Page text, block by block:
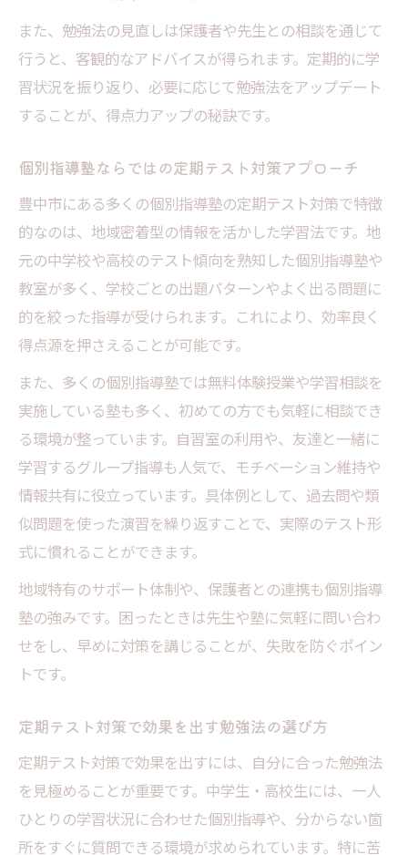
また、勉強法の見直しは保護者や先生との相談を通じて
行うと、客観的なアドバイスが得られます。定期的に学
習状況を振り返り、必要に応じて勉強法をアップデート
することが、得点力アップの秘訣です。
個別指導塾ならではの定期テスト対策アプローチ
豊中市にある多くの個別指導塾の定期テスト対策で特徴
的なのは、地域密着型の情報を活かした学習法です。地
元の中学校や高校のテスト傾向を熟知した個別指導塾や
教室が多く、学校ごとの出題パターンやよく出る問題に
的を絞った指導が受けられます。これにより、効率良く
得点源を押さえることが可能です。
また、多くの個別指導塾では無料体験授業や学習相談を
実施している塾も多く、初めての方でも気軽に相談でき
る環境が整っています。自習室の利用や、友達と一緒に
学習するグループ指導も人気で、モチベーション維持や
情報共有に役立っています。具体例として、過去問や類
似問題を使った演習を繰り返すことで、実際のテスト形
式に慣れることができます。
地域特有のサポート体制や、保護者との連携も個別指導
塾の強みです。困ったときは先生や塾に気軽に問い合わ
せをし、早めに対策を講じることが、失敗を防ぐポイン
トです。
定期テスト対策で効果を出す勉強法の選び方
定期テスト対策で効果を出すには、自分に合った勉強法
を見極めることが重要です。中学生・高校生には、一人
ひとりの学習状況に合わせた個別指導や、分からない箇
所をすぐに質問できる環境が求められています。特に苦